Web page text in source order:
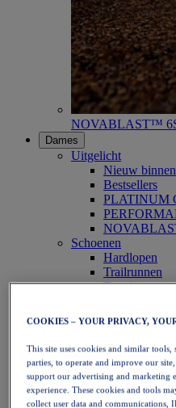
NOVABLAST™ 6
Dames
Uitgelicht
Nieuw binnen
Bestsellers
PLATINUM
Schoenen
Hardlopen
Trailrunnen
Tennis
Handbal
Netbal
SportStyle
Bovenkleding
Sport-bh's
Tanktops
COOKIES – YOUR PRIVACY,
This site uses cookies and similar
parties, to operate and improve our
support our advertising and marketing
experience. These cookies and tools
collect user data and communications,